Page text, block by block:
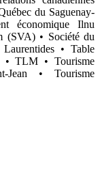
du Saguenay-
économique Ilnu
(SVA) • Société du
• Table
•TLM • Tourisme
Jean •Tourisme